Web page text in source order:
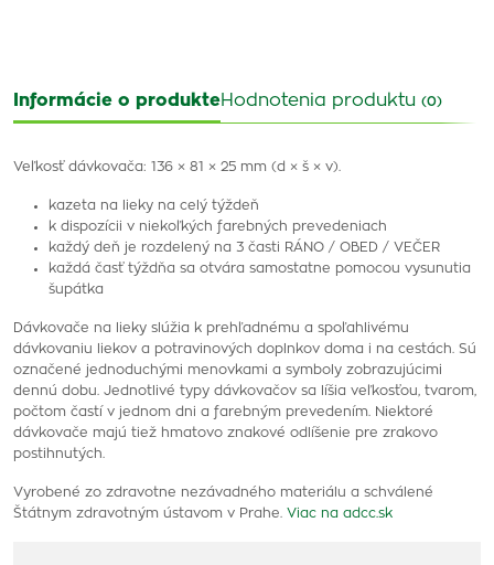
Informácie o produkteHodnotenia produktu (0)
Veľkosť dávkovača: 136 × 81 × 25 mm (d × š × v).
kazeta na lieky na celý týždeň
k dispozícii v niekoľkých farebných prevedeniach
každý deň je rozdelený na 3 časti RÁNO / OBED / VEČER
každá časť týždňa sa otvára samostatne pomocou vysunutia
šupátka
Dávkovače na lieky slúžia k prehľadnému a spoľahlivému
dávkovaniu liekov a potravinových doplnkov doma i na cestách. Sú
označené jednoduchými menovkami a symboly zobrazujúcimi
dennú dobu. Jednotlivé typy dávkovačov sa líšia veľkosťou, tvarom,
počtom častí v jednom dni a farebným prevedením. Niektoré
dávkovače majú tiež hmatovo znakové odlíšenie pre zrakovo
postihnutých.
Vyrobené zo zdravotne nezávadného materiálu a schválené
Štátnym zdravotným ústavom v Prahe. Viac na adcc.sk